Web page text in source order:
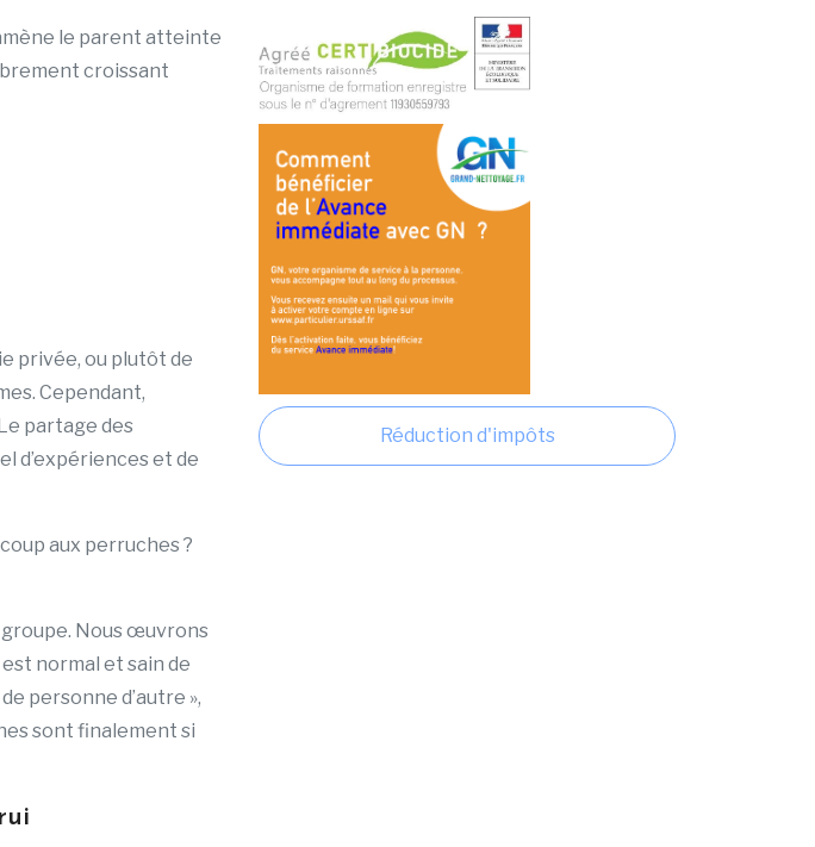
le parent atteinte
croissant
privée, ou plutôt de
Cependant,
partage des
d’expériences et de
aux perruches ?
groupe. Nous œuvrons
normal et sain de
personne d’autre »,
sont finalement si
Réduction d'impôts